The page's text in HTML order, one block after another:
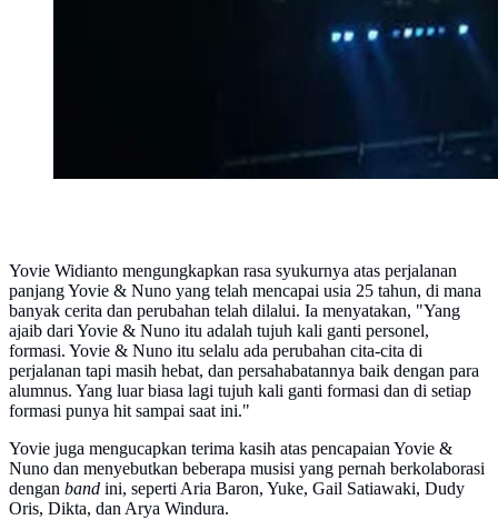
Yovie Widianto mengungkapkan rasa syukurnya atas perjalanan
panjang Yovie & Nuno yang telah mencapai usia 25 tahun, di mana
banyak cerita dan perubahan telah dilalui. Ia menyatakan, "Yang
ajaib dari Yovie & Nuno itu adalah tujuh kali ganti personel,
formasi. Yovie & Nuno itu selalu ada perubahan cita-cita di
perjalanan tapi masih hebat, dan persahabatannya baik dengan para
alumnus. Yang luar biasa lagi tujuh kali ganti formasi dan di setiap
formasi punya hit sampai saat ini."
Yovie juga mengucapkan terima kasih atas pencapaian Yovie &
Nuno dan menyebutkan beberapa musisi yang pernah berkolaborasi
dengan band ini, seperti Aria Baron, Yuke, Gail Satiawaki, Dudy
Oris, Dikta, dan Arya Windura.